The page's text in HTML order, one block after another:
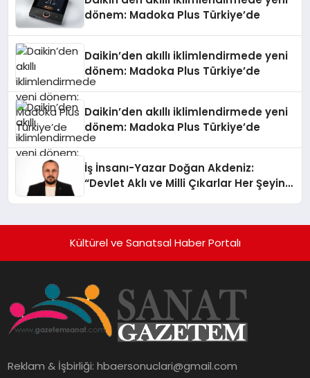
dönem: Madoka Plus Türkiye’de
Daikin’den akıllı iklimlendirmede yeni
dönem: Madoka Plus Türkiye’de
Daikin’den akıllı iklimlendirmede yeni
dönem: Madoka Plus Türkiye’de
İş İnsanı-Yazar Doğan Akdeniz:
“Devlet Aklı ve Milli Çıkarlar Her Şeyin
Kültürel ve Sanatsal Haber Portalı
Reklam & İşbirliği:hbaersonuclari@gmail.com